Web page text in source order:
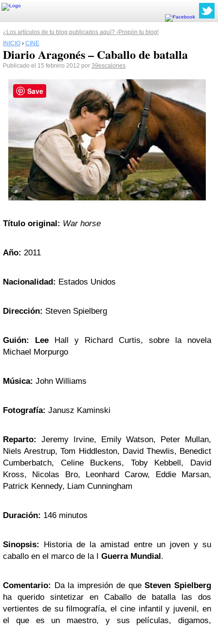
¿Los artículos de tu blog publicados aquí? ¡Propón tu blog!
INICIO › CINE
Diario Aragonés – Caballo de batalla
Publicado el 15 febrero 2012 por 39escalones
Título original: War horse
Año: 2011
Nacionalidad: Estados Unidos
Dirección: Steven Spielberg
Guión: Lee Hall y Richard Curtis, sobre la novela
Michael Morpurgo
Música: John Williams
Fotografía: Janusz Kaminski
Reparto:
Jeremy Irvine, Emily Watson, Peter Mullan,
Niels Arestrup, Tom Hiddleston, David Thewlis, Benedict
Cumberbatch, Celine Buckens, Toby Kebbell, David
Kross, Nicolas Bro, Leonhard Carow, Eddie Marsan,
Patrick Kennedy, Liam Cunningham
Duración: 146 minutos
Sinopsis:
Historia de la amistad entre un joven y su
caballo en el marco de la I Guerra Mundial .
Comentario: Da la impresión de queSteven Spielberg
ha querido sintetizar en Caballo de batalla las dos
vertientes de su filmografía, el cine infantil y juvenil, en
el que es un maestro, y sus películas, digamos,
Save